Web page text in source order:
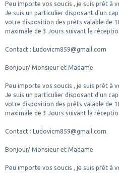
Peu importe vos soucis , je suis prêt à
Je suis un particulier disposant d'un
votre disposition des prêts valable de
maximale de 3 Jours suivant la
Contact : Ludovicm859@gmail.com
Bonjour/ Monsieur et Madame
Peu importe vos soucis , je suis prêt à
Je suis un particulier disposant d'un
votre disposition des prêts valable de
maximale de 3 Jours suivant la
Contact : Ludovicm859@gmail.com
Bonjour/ Monsieur et Madame
Peu importe vos soucis , je suis prêt à